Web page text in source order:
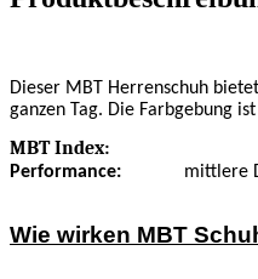
Dieser MBT Herrenschuh
ganzen Tag. Die Farbgebung
MBT Index:
Performance: mittlere
Wie wirken MBT